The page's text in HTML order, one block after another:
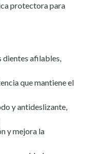
protectora para
dientes afilables,
que mantiene el
y antideslizante,
y mejora la